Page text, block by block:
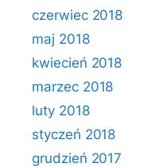
czerwiec 2018
maj 2018
kwiecień 2018
marzec 2018
luty 2018
styczeń 2018
grudzień 2017